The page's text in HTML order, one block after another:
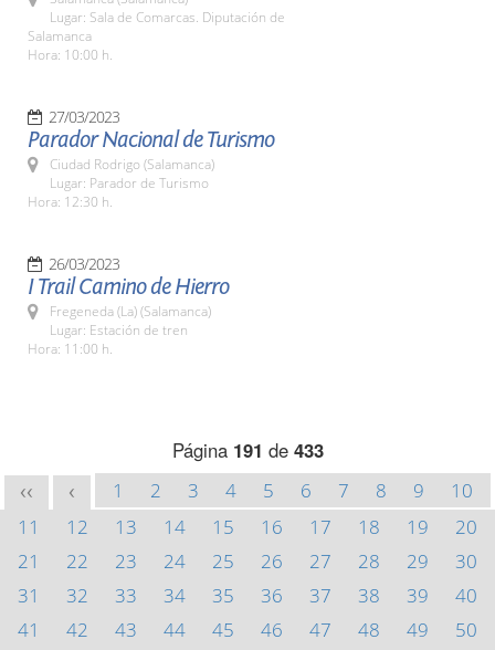
Lugar: Sala de Comarcas. Diputación de
Salamanca
Hora: 10:00 h.
27/03/2023
Parador Nacional de Turismo
Ciudad Rodrigo (Salamanca)
Lugar: Parador de Turismo
Hora: 12:30 h.
26/03/2023
I Trail Camino de Hierro
Fregeneda (La) (Salamanca)
Lugar: Estación de tren
Hora: 11:00 h.
Página 191 de 433
<< < 1 2 3 4 5 6 7 8 9
10
11
12 13 14 15 16 17 18 19
20
21
22 23 24 25 26 27 28 29
30
31
32 33 34 35 36 37 38 39
40
41
42 43 44 45 46 47 48 49
50